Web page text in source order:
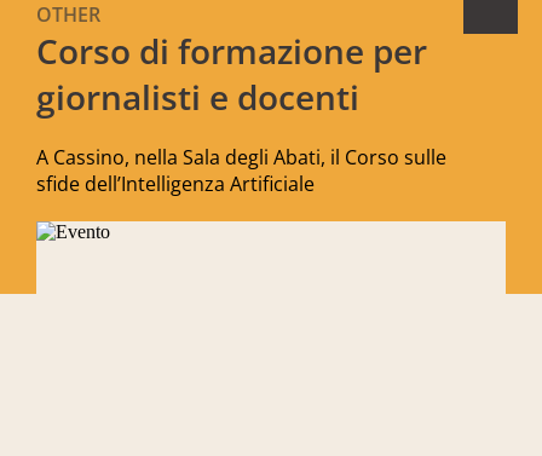
Corso di formazione per
giornalisti e docenti
OTHER
A Cassino, nella Sala degli Abati, il Corso sulle
sfide dell’Intelligenza Artificiale